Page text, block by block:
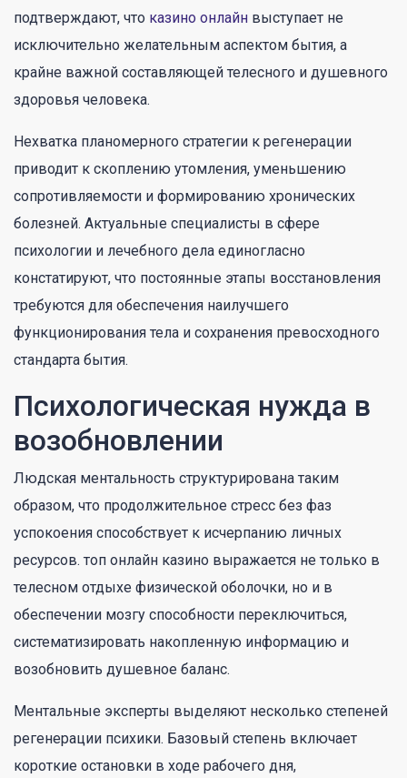
подтверждают, что казино онлайн выступает не
исключительно желательным аспектом бытия, а
крайне важной составляющей телесного и душевного
здоровья человека.
Нехватка планомерного стратегии к регенерации
приводит к скоплению утомления, уменьшению
сопротивляемости и формированию хронических
болезней. Актуальные специалисты в сфере
психологии и лечебного дела единогласно
констатируют, что постоянные этапы восстановления
требуются для обеспечения наилучшего
функционирования тела и сохранения превосходного
стандарта бытия.
Психологическая нужда в
возобновлении
Людская ментальность структурирована таким
образом, что продолжительное стресс без фаз
успокоения способствует к исчерпанию личных
ресурсов. топ онлайн казино выражается не только в
телесном отдыхе физической оболочки, но и в
обеспечении мозгу способности переключиться,
систематизировать накопленную информацию и
возобновить душевное баланс.
Ментальные эксперты выделяют несколько степеней
регенерации психики. Базовый степень включает
короткие остановки в ходе рабочего дня,